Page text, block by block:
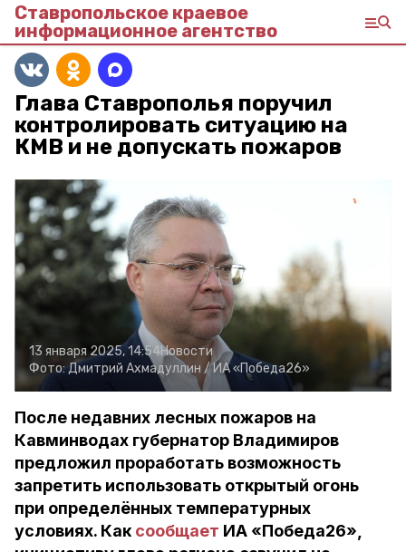
Ставропольское краевое
информационное агентство
Глава Ставрополья поручил
контролировать ситуацию на
КМВ и не допускать пожаров
13 января 2025, 14:54Новости
Фото:Дмитрий Ахмадуллин /ИА «Победа26»
После недавних лесных пожаров на
Кавминводах губернатор Владимиров
предложил проработать возможность
запретить использовать открытый огонь
при определённых температурных
условиях. Как сообщает ИА «Победа26»,